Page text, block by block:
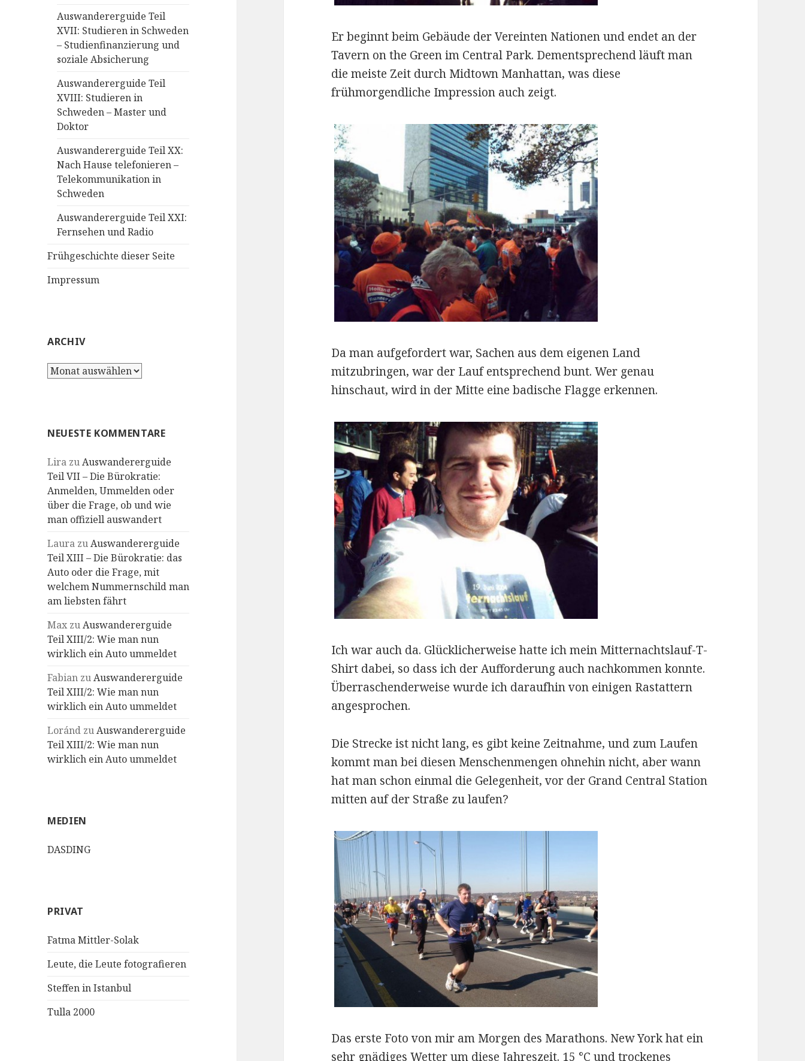
Auswandererguide Teil
XVII: Studieren in Schweden
– Studienfinanzierung und
soziale Absicherung
Auswandererguide Teil
XVIII: Studieren in
Schweden – Master und
Doktor
Auswandererguide Teil XX:
Nach Hause telefonieren –
Telekommunikation in
Schweden
Auswandererguide Teil XXI:
Fernsehen und Radio
Frühgeschichte dieser Seite
Impressum
ARCHIV
Archiv
NEUESTE KOMMENTARE
Lira zuAuswandererguide
Teil VII – Die Bürokratie:
Anmelden, Ummelden oder
über die Frage, ob und wie
man offiziell auswandert
Laura zuAuswandererguide
Teil XIII – Die Bürokratie: das
Auto oder die Frage, mit
welchem Nummernschild man
am liebsten fährt
Max zuAuswandererguide
Teil XIII/2: Wie man nun
wirklich ein Auto ummeldet
Fabian zuAuswandererguide
Teil XIII/2: Wie man nun
wirklich ein Auto ummeldet
Loránd zuAuswandererguide
Teil XIII/2: Wie man nun
wirklich ein Auto ummeldet
MEDIEN
DASDING
PRIVAT
Fatma Mittler-Solak
Leute, die Leute fotografieren
Steffen in Istanbul
Tulla 2000
Er beginnt beim Gebäude der Vereinten Nationen und endet an der
Tavern on the Green im Central Park. Dementsprechend läuft man
die meiste Zeit durch Midtown Manhattan, was diese
frühmorgendliche Impression auch zeigt.
Da man aufgefordert war, Sachen aus dem eigenen Land
mitzubringen, war der Lauf entsprechend bunt. Wer genau
hinschaut, wird in der Mitte eine badische Flagge erkennen.
Ich war auch da. Glücklicherweise hatte ich mein Mitternachtslauf-T-
Shirt dabei, so dass ich der Aufforderung auch nachkommen konnte.
Überraschenderweise wurde ich daraufhin von einigen Rastattern
angesprochen.
Die Strecke ist nicht lang, es gibt keine Zeitnahme, und zum Laufen
kommt man bei diesen Menschenmengen ohnehin nicht, aber wann
hat man schon einmal die Gelegenheit, vor der Grand Central Station
mitten auf der Straße zu laufen?
Das erste Foto von mir am Morgen des Marathons. New York hat ein
sehr gnädiges Wetter um diese Jahreszeit. 15 °C und trockenes